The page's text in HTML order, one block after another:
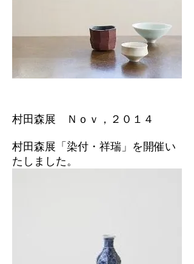
村田森展 Ｎｏｖ，２０１４
村田森展「染付・祥瑞」を開催い
たしました。